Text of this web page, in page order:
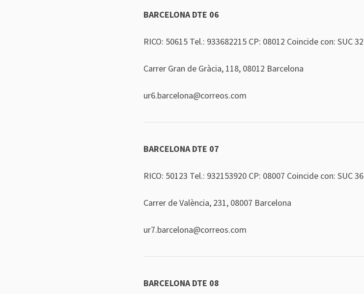
BARCELONA DTE 06
RICO: 50615 Tel.: 933682215 CP: 08012 Coincide con: SUC 32
Carrer Gran de Gràcia, 118, 08012 Barcelona
ur6.barcelona@correos.com
BARCELONA DTE 07
RICO: 50123 Tel.: 932153920 CP: 08007 Coincide con: SUC 36
Carrer de València, 231, 08007 Barcelona
ur7.barcelona@correos.com
BARCELONA DTE 08